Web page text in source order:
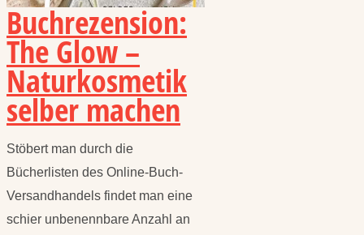
Buchrezension:
The Glow –
Naturkosmetik
selber machen
Stöbert man durch die
Bücherlisten des Online-Buch-
Versandhandels findet man eine
schier unbenennbare Anzahl an